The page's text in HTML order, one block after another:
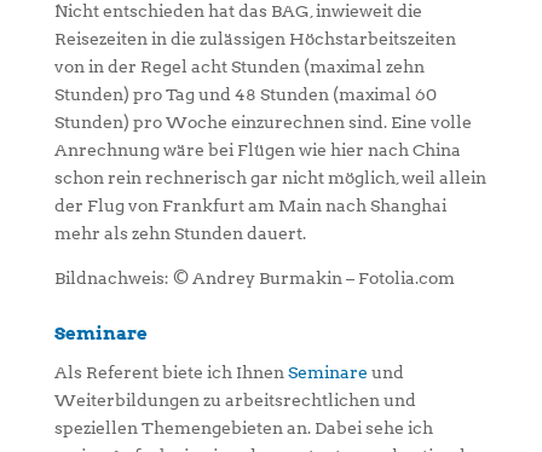
Nicht entschieden hat das BAG, inwieweit die
Reisezeiten in die zulässigen Höchstarbeitszeiten
von in der Regel acht Stunden (maximal zehn
Stunden) pro Tag und 48 Stunden (maximal 60
Stunden) pro Woche einzurechnen sind. Eine volle
Anrechnung wäre bei Flügen wie hier nach China
schon rein rechnerisch gar nicht möglich, weil allein
der Flug von Frankfurt am Main nach Shanghai
mehr als zehn Stunden dauert.
Bildnachweis: © Andrey Burmakin – Fotolia.com
Seminare
Als Referent biete ich IhnenSeminare und
Weiterbildungen zu arbeitsrechtlichen und
speziellen Themengebieten an. Dabei sehe ich